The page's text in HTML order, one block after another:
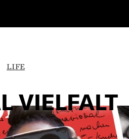
LIFE
VIELFALT